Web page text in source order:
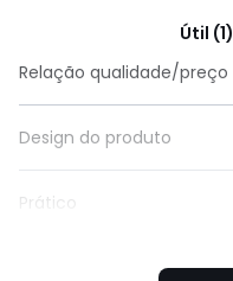
Útil (1)
Relação qualidade/preço
Design do produto
Prático